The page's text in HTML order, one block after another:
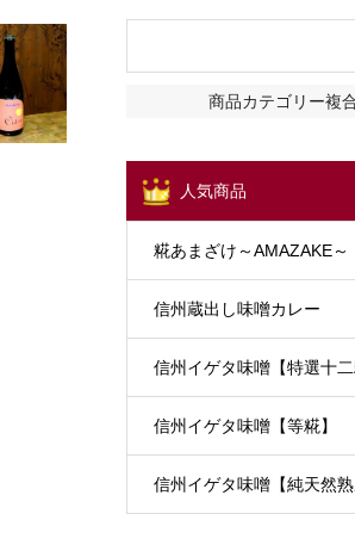
商品カテゴリー複
人気商品
糀あまざけ～AMAZAKE～
信州蔵出し味噌カレー
信州イゲタ味噌【特選十二
信州イゲタ味噌【等糀】
信州イゲタ味噌【純天然熟